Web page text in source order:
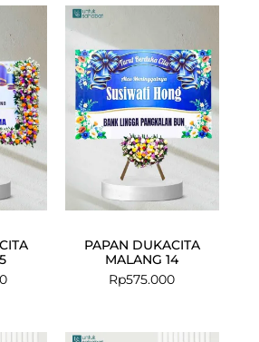
PAPAN DUKACITA
MALANG 14
Rp575.000